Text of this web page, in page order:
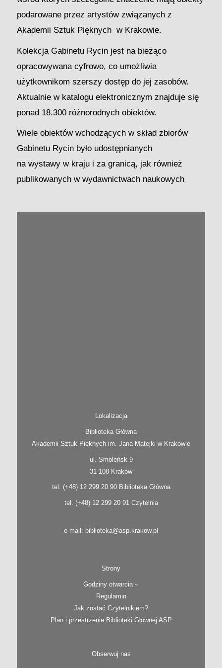
podarowane przez artystów związanych z
Akademii Sztuk Pięknych w Krakowie.
Kolekcja Gabinetu Rycin jest na bieżąco
opracowywana cyfrowo, co umożliwia
użytkownikom szerszy dostęp do jej zasobów.
Aktualnie w katalogu elektronicznym znajduje się
ponad 18.300 różnorodnych obiektów.
Wiele obiektów wchodzących w skład zbiorów
Gabinetu Rycin było udostępnianych
na wystawy w kraju i za granicą, jak również
publikowanych w wydawnictwach naukowych
Lokalizacja
Biblioteka Główna
Akademii Sztuk Pięknych im. Jana Matejki w Krakowie
ul. Smoleńsk 9
31-108 Kraków
tel. (+48) 12 299 20 90 Biblioteka Główna
tel. (+48) 12 299 20 91 Czytelnia
e-mail: biblioteka@asp.krakow.pl
Strony
Godziny otwarcia
Regulamin
Jak zostać Czytelnikiem?
Plan i przestrzenie Biblioteki Głównej ASP
Obserwuj nas